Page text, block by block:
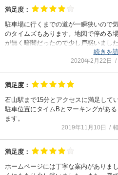
満足度：
駐車場に行くまでの道が一瞬狭いので
のタイムズもあります。地図で停める
が無く暗闇だったので少し戸惑いまし
続きを
2020年2月22日
満足度：
石山駅まで15分とアクセスに満足してい
駐車位置にタイムBとマーキングがあ
ます。
2019年11月10日
満足度：
ホームページには丁寧な案内がありま